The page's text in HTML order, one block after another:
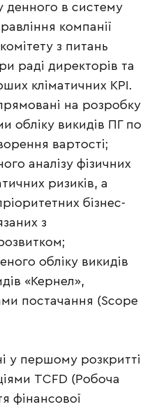
денного в систему
компанії
з питань
раді директорів та
кліматичних KPI.
на розробку
обліку викидів ПГ по
вартості;
аналізу фізичних
ризиків, а
бізнес-
з
обліку викидів
«Кернел»,
постачання (Scope
у першому розкритті
TCFD (Робоча
фінансової